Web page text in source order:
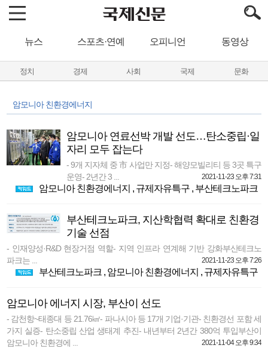
뉴스 스포츠·연예 오피니언 동영상
정치 경제 사회 국제 문화
암모니아 친환경에너지
암모니아 연료선박 개발 선도…탄소중립·일
자리 모두 잡는다
- 9개 지자체 중 市 사업만 지정- 해양모빌리티 등 3곳 특구
운영- 2년간 3 ...
2021-11-23 오후 7:31
암모니아 친환경에너지 , 규제자유특구, 부산테크노파크
부산테크노파크, 지산학협력 확대로 친환경
기술 선점
- 인재양성·R&D 현장거점 역할- 지역 인프라 연계해 기반 강화부산테크노
파크는 ...
2021-11-23 오후 7:26
부산테크노파크 , 암모니아 친환경에너지 , 규제자유특구
암모니아 에너지 시장, 부산이 선도
- 감천항~태종대 등 21.76㎢- 파나시아 등 17개 기업·기관- 친환경선 포함 세
가지 실증- 탄소중립 산업 생태계 추진- 내년부터 2년간 380억 투입부산이
암모니아 친환경에 ...
2021-11-04 오후 9:34